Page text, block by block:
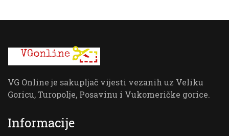
VG Online je sakupljač vijesti vezanih uz Veliku
Goricu, Turopolje, Posavinu i Vukomeričke gorice.
Informacije